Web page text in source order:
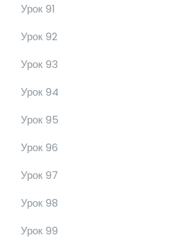
Урок 91
Урок 92
Урок 93
Урок 94
Урок 95
Урок 96
Урок 97
Урок 98
Урок 99